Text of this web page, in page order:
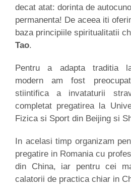
decat atat: dorinta de
permanenta! De aceea iti
baza principiile spiritualitatii
Tao.
Pentru a adapta traditia
modern am fost
stiintifica a invataturii
completat pregatirea la
Fizica si Sport din Beijing si
In acelasi timp organizam
pregatire in Romania cu
din China, iar pentru cei
calatorii de practica chiar in